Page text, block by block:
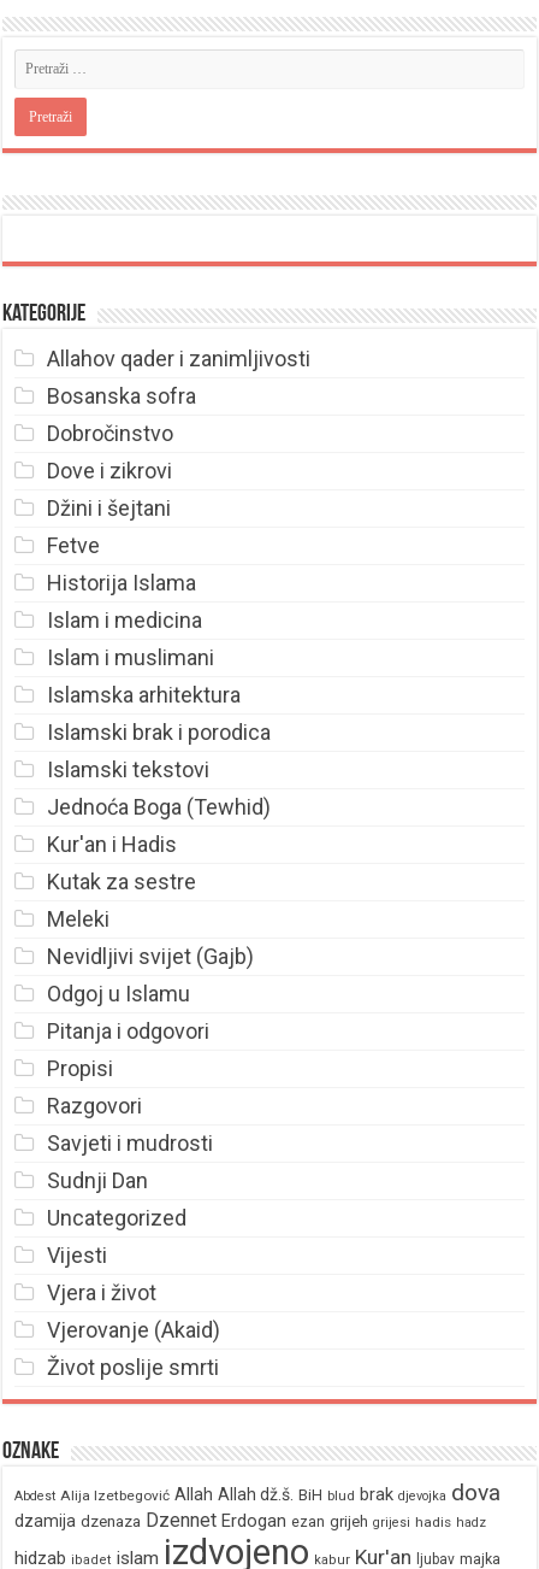
Kategorije
Allahov qader i zanimljivosti
Bosanska sofra
Dobročinstvo
Dove i zikrovi
Džini i šejtani
Fetve
Historija Islama
Islam i medicina
Islam i muslimani
Islamska arhitektura
Islamski brak i porodica
Islamski tekstovi
Jednoća Boga (Tewhid)
Kur'an i Hadis
Kutak za sestre
Meleki
Nevidljivi svijet (Gajb)
Odgoj u Islamu
Pitanja i odgovori
Propisi
Razgovori
Savjeti i mudrosti
Sudnji Dan
Uncategorized
Vijesti
Vjera i život
Vjerovanje (Akaid)
Život poslije smrti
Oznake
Abdest Alija Izetbegović Allah Allah dž.š. BiH blud brak djevojka dova
dzamija dzenaza Dzennet Erdogan ezan grijeh grijesi hadis hadz
hidzab ibadet islam izdvojeno kabur Kur'an ljubav majka